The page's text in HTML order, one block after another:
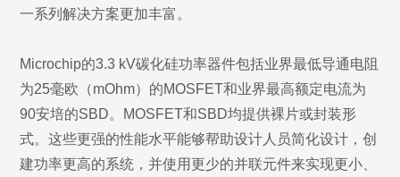
一系列解决方案更加丰富。
Microchip的3.3 kV碳化硅功率器件包括业界最低导通电阻
为25毫欧（mOhm）的MOSFET和业界最高额定电流为
90安培的SBD。MOSFET和SBD均提供裸片或封装形
式。这些更强的性能水平能够帮助设计人员简化设计，创
建功率更高的系统，并使用更少的并联元件来实现更小、